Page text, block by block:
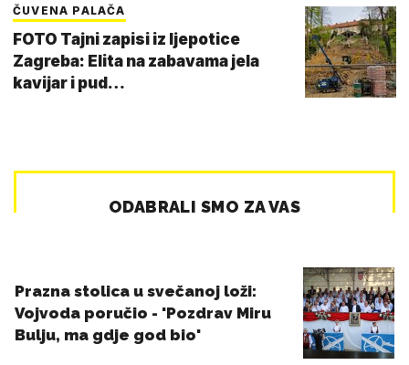
ČUVENA PALAČA
FOTO Tajni zapisi iz ljepotice
Zagreba: Elita na zabavama jela
kavijar i pud…